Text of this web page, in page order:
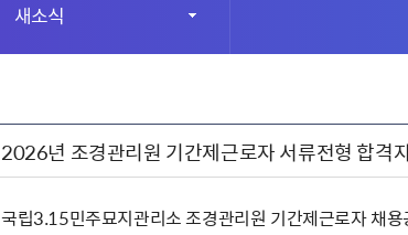
새소식
2026년 조경관리원 기간제근로자 서류전형 합격
국립3.15민주묘지관리소 조경관리원 기간제근로자 채